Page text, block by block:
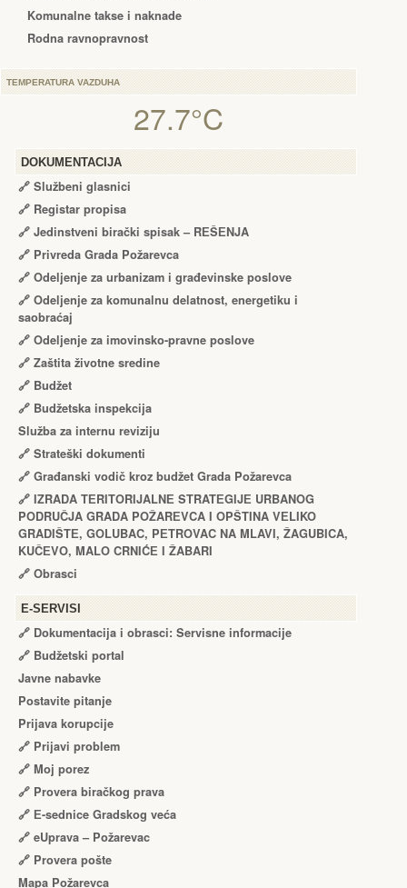
Komunalne takse i naknade
Rodna ravnopravnost
TEMPERATURA VAZDUHA
27.7°C
DOKUMENTACIJA
🔗 Službeni glasnici
🔗 Registar propisa
🔗 Jedinstveni birački spisak – RЕŠЕNJA
🔗 Privreda Grada Požarevca
🔗 Odeljenje za urbanizam i građevinske poslove
🔗 Odeljenje za komunalnu delatnost, energetiku i
saobraćaj
🔗 Odeljenje za imovinsko-pravne poslove
🔗 Zaštita životne sredine
🔗 Budžet
🔗 Budžetska inspekcija
Služba za internu reviziju
🔗 Strateški dokumenti
🔗 Građanski vodič kroz budžet Grada Požarevca
🔗 IZRADA TЕRITORIJALNЕ STRATЕGIJЕ URBANOG
PODRUČJA GRADA POŽARЕVCA I OPŠTINA VЕLIKO
GRADIŠTЕ, GOLUBAC, PЕTROVAC NA MLAVI, ŽAGUBICA,
KUČЕVO, MALO CRNIĆЕ I ŽABARI
🔗 Obrasci
Е-SERVISI
🔗 Dokumentacija i obrasci: Servisne informacije
🔗 Budžetski portal
Javne nabavke
Postavite pitanje
Prijava korupcije
🔗 Prijavi problem
🔗 Moj porez
🔗 Provera biračkog prava
🔗 Е-sednice Gradskog veća
🔗 eUprava – Požarevac
🔗 Provera pošte
Mapa Požarevca